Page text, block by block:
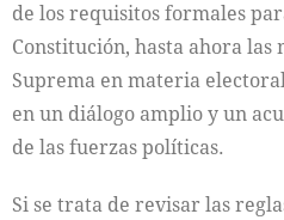
de los requisitos formales
Constitución, hasta ahora las
Suprema en materia
en un diálogo amplio y un
de las fuerzas políticas.
Si se trata de revisar las